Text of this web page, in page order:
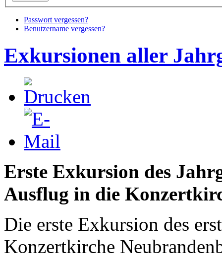
Passwort vergessen?
Benutzername vergessen?
Exkursionen aller
Erste Exkursion des
Ausflug in die
Die erste Exkursion des
Konzertkirche